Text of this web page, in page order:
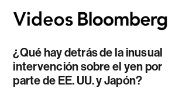
¿Qué hay detrás de la inusual
intervención sobre el yen por
parte de EE. UU. y Japón?